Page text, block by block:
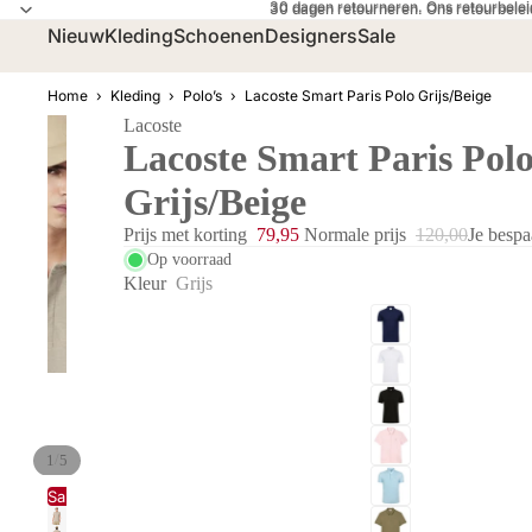
30 dagen retourneren. Ons
30 dagen retourneren. Ons
NieuwKledingSchoenenDesignersSale
Home › Kleding › Polo’s › Lacoste Smart Paris Polo Grijs/Beige
1 5
Sale
Lacoste
Lacoste Smart Paris
Grijs/Beige
Prijs met korting 79,95 Normale prijs 120,00Je
Op voorraad
Kleur Grijs